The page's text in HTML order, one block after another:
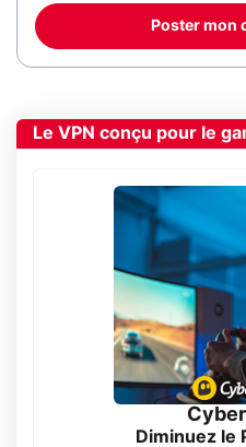
Poster mon
Le VPN conçu pour le
Diminuez le